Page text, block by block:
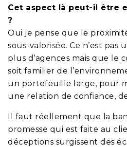
Cet aspect là peut-il être
?
Oui je pense que le
sous-valorisée. Ce n’est pas
plus d’agences mais que le
soit familier de
un portefeuille large, pour
une relation de confiance,
Il faut réellement que la
promesse qui est faite au
déceptions surgissent des